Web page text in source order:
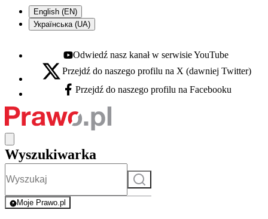
English (EN)
Українська (UA)
Youtube - otwiera się w nowej karcie
Odwiedź nasz kanał w serwisie YouTube
X - otwiera się w nowej karcie
Przejdź do naszego profilu na X (dawniej Twitter)
Facebook - otwiera się w nowej karcie
Przejdź do naszego profilu na Facebooku
Wyszukiwarka
Szukaj
Moje Prawo.pl
- rejestracja i logowanie do serwisu